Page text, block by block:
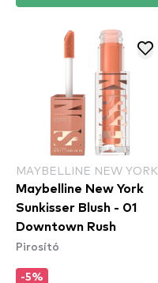
MAYBELLINE NEW YORK
Maybelline New York
Sunkisser Blush - 01
Downtown Rush​
Pirosító
-5%